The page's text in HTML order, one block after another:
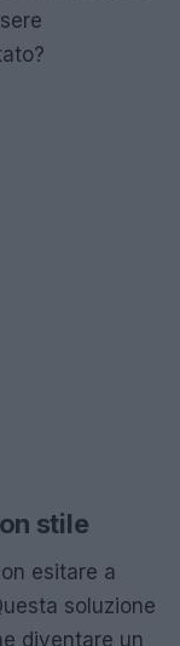
stile
esitare a
soluzione
diventare un